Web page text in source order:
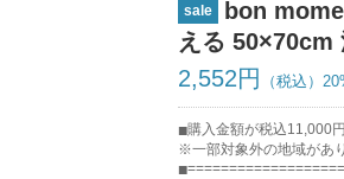
sale
bon
える 50×70cm
2,552円
購入金額が税込11,000
※一部対象外の地域があ